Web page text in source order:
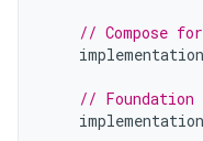
// Compose for
implementation
// Foundation
implementation